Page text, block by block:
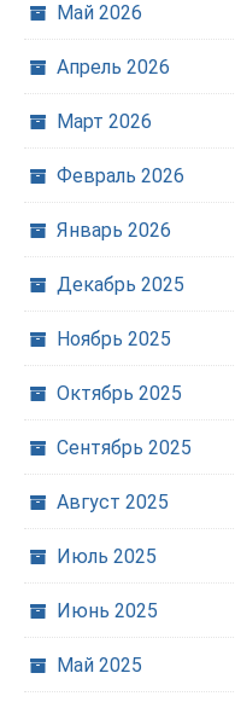
Май 2026
Апрель 2026
Март 2026
Февраль 2026
Январь 2026
Декабрь 2025
Ноябрь 2025
Октябрь 2025
Сентябрь 2025
Август 2025
Июль 2025
Июнь 2025
Май 2025